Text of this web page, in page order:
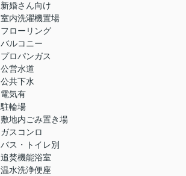
新婚さん向け
室内洗濯機置場
フローリング
バルコニー
プロパンガス
公営水道
公共下水
電気有
駐輪場
敷地内ごみ置き場
ガスコンロ
バス・トイレ別
追焚機能浴室
温水洗浄便座